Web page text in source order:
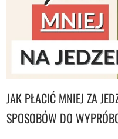
JAK PŁACIĆ MNIEJ ZA
SPOSOBÓW DO